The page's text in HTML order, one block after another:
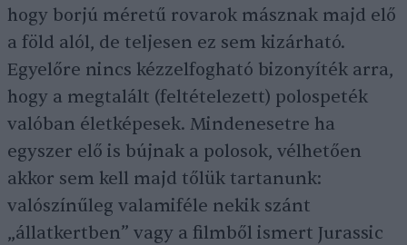
hogy borjú méretű rovarok másznak majd elő
a föld alól, de teljesen ez sem kizárható.
Egyelőre nincs kézzelfogható bizonyíték arra,
hogy a megtalált (feltételezett) polospeték
valóban életképesek. Mindenesetre ha
egyszer elő is bújnak a polosok, vélhetően
akkor sem kell majd tőlük tartanunk:
valószínűleg valamiféle nekik szánt
„állatkertben” vagy a filmből ismert Jurassic